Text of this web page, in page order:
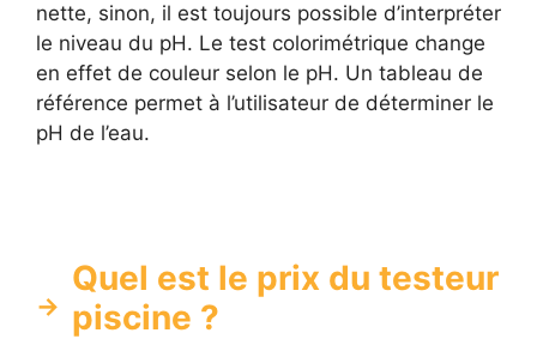
nette, sinon, il est toujours possible d’interpréter
le niveau du pH. Le test colorimétrique change
en effet de couleur selon le pH. Un tableau de
référence permet à l’utilisateur de déterminer le
pH de l’eau.
Quel est le prix du testeur
piscine ?